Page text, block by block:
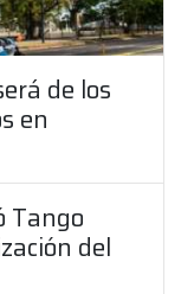
de los
en
Tango
del